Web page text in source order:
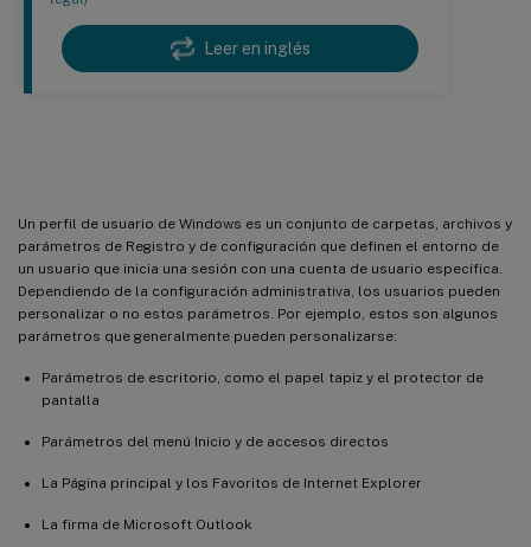
Leer en inglés
Un perfil de usuario de Windows es un conjunto de carpetas, archivos y
parámetros de Registro y de configuración que definen el entorno de
un usuario que inicia una sesión con una cuenta de usuario específica.
Dependiendo de la configuración administrativa, los usuarios pueden
personalizar o no estos parámetros. Por ejemplo, estos son algunos
parámetros que generalmente pueden personalizarse:
Parámetros de escritorio, como el papel tapiz y el protector de
pantalla
Parámetros del menú Inicio y de accesos directos
La Página principal y los Favoritos de Internet Explorer
La firma de Microsoft Outlook